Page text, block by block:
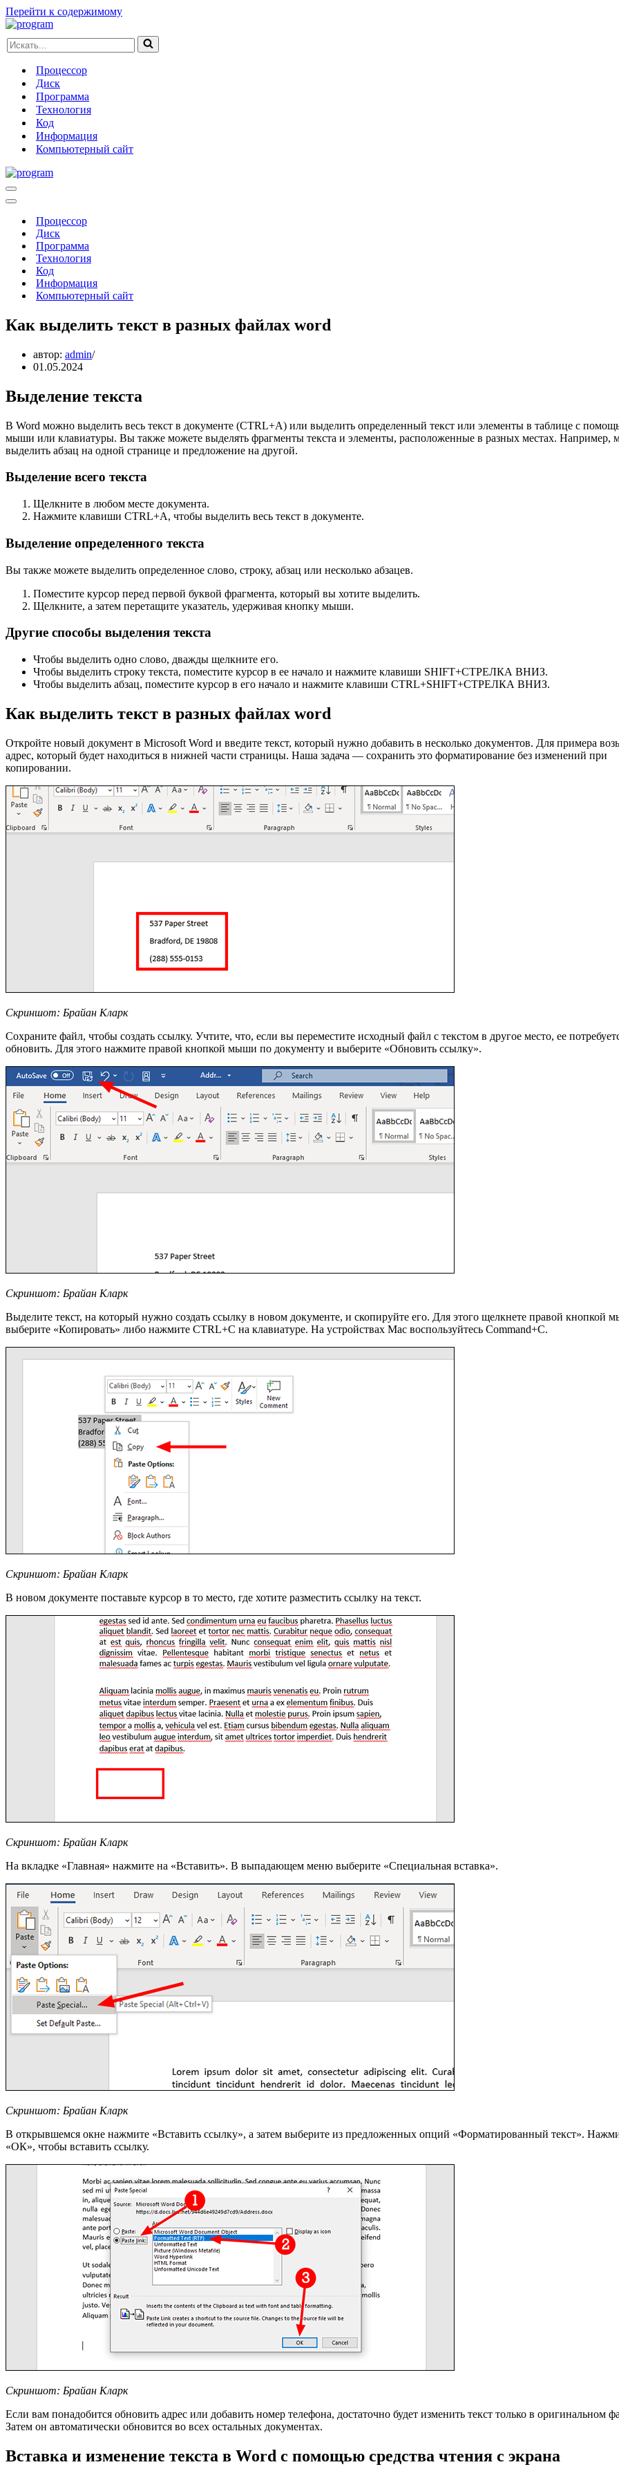
Перейти к содержимому
Искать...
Процессор
Диск
Программа
Технология
Код
Информация
Компьютерный сайт
Меню
навигации
Меню
навигацииПроцессор
Диск
Программа
Технология
Код
Информация
Компьютерный сайт
Как выделить текст в разных файлах word
автор: admin
01.05.2024
Выделение текста
В Word можно выделить весь текст в документе (CTRL+A) или выделить определенный текст или элементы в таблице с
мыши или клавиатуры. Вы также можете выделять фрагменты текста и элементы, расположенные в разных местах. Например,
выделить абзац на одной странице и предложение на другой.
Выделение всего текста
Щелкните в любом месте документа.
Нажмите клавиши CTRL+A, чтобы выделить весь текст в документе.
Выделение определенного текста
Вы также можете выделить определенное слово, строку, абзац или несколько абзацев.
Поместите курсор перед первой буквой фрагмента, который вы хотите выделить.
Щелкните, а затем перетащите указатель, удерживая кнопку мыши.
Другие способы выделения текста
Чтобы выделить одно слово, дважды щелкните его.
Чтобы выделить строку текста, поместите курсор в ее начало и нажмите клавиши SHIFT+СТРЕЛКА ВНИЗ.
Чтобы выделить абзац, поместите курсор в его начало и нажмите клавиши CTRL+SHIFT+СТРЕЛКА ВНИЗ.
Как выделить текст в разных файлах word
Откройте новый документ в Microsoft Word и введите текст, который нужно добавить в несколько документов. Для примера
адрес, который будет находиться в нижней части страницы. Наша задача — сохранить это форматирование без изменений при
копировании.
Скриншот: Брайан Кларк
Сохраните файл, чтобы создать ссылку. Учтите, что, если вы переместите исходный файл с текстом в другое место, ее
обновить. Для этого нажмите правой кнопкой мыши по документу и выберите «Обновить ссылку».
Скриншот: Брайан Кларк
Выделите текст, на который нужно создать ссылку в новом документе, и скопируйте его. Для этого щелкнете правой кнопкой
выберите «Копировать» либо нажмите CTRL+C на клавиатуре. На устройствах Mac воспользуйтесь Command+C.
Скриншот: Брайан Кларк
В новом документе поставьте курсор в то место, где хотите разместить ссылку на текст.
Скриншот: Брайан Кларк
На вкладке «Главная» нажмите на «Вставить». В выпадающем меню выберите «Специальная вставка».
Скриншот: Брайан Кларк
В открывшемся окне нажмите «Вставить ссылку», а затем выберите из предложенных опций «Форматированный текст».
«ОК», чтобы вставить ссылку.
Скриншот: Брайан Кларк
Если вам понадобится обновить адрес или добавить номер телефона, достаточно будет изменить текст только в оригинальном
Затем он автоматически обновится во всех остальных документах.
Вставка и изменение текста в Word с помощью средства чтения с экрана